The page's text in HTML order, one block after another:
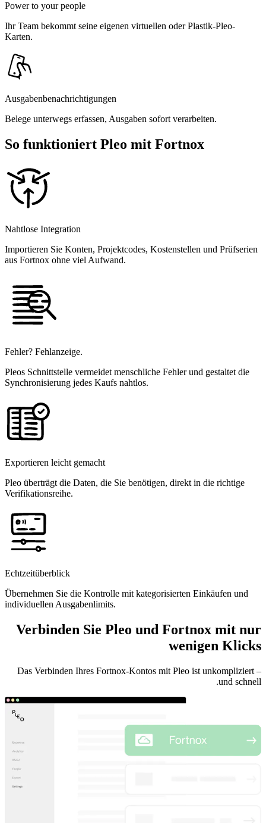
Power to your people
Ihr Team bekommt seine eigenen virtuellen oder Plastik-Pleo-
Karten.
Ausgabenbenachrichtigungen
Belege unterwegs erfassen, Ausgaben sofort verarbeiten.
So funktioniert Pleo mit Fortnox
Nahtlose Integration
Importieren Sie Konten, Projektcodes, Kostenstellen und Prüfserien
aus Fortnox ohne viel Aufwand.
Fehler? Fehlanzeige.
Pleos Schnittstelle vermeidet menschliche Fehler und gestaltet die
Synchronisierung jedes Kaufs nahtlos.
Exportieren leicht gemacht
Pleo überträgt die Daten, die Sie benötigen, direkt in die richtige
Verifikationsreihe.
Echtzeitüberblick
Übernehmen Sie die Kontrolle mit kategorisierten Einkäufen und
individuellen Ausgabenlimits.
Verbinden Sie Pleo und Fortnox mit nur
wenigen Klicks
Das Verbinden Ihres Fortnox-Kontos mit Pleo ist unkompliziert –
und schnell.